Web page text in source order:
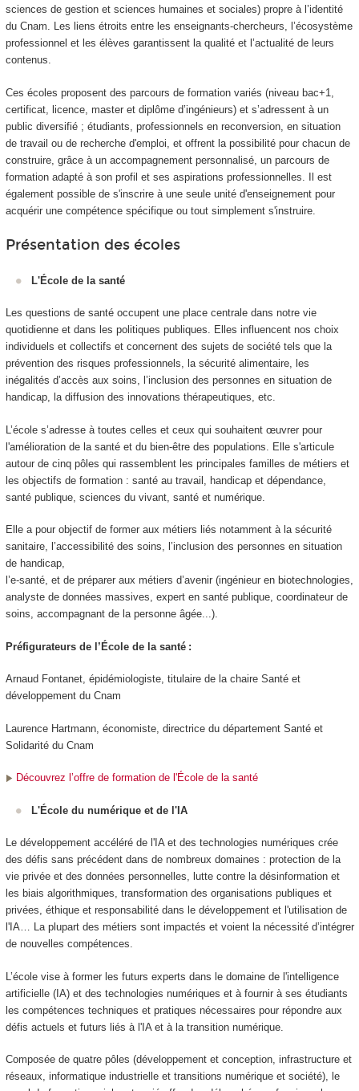
sciences de gestion et sciences humaines et sociales) propre à l’identité
du Cnam. Les liens étroits entre les enseignants-chercheurs, l’écosystème
professionnel et les élèves garantissent la qualité et l’actualité de leurs
contenus.
Ces écoles proposent des parcours de formation variés (niveau bac+1,
certificat, licence, master et diplôme d’ingénieurs) et s’adressent à un
public diversifié ; étudiants, professionnels en reconversion, en situation
de travail ou de recherche d'emploi, et offrent la possibilité pour chacun de
construire, grâce à un accompagnement personnalisé, un parcours de
formation adapté à son profil et ses aspirations professionnelles. Il est
également possible de s'inscrire à une seule unité d'enseignementpour
acquérir une compétence spécifique ou tout simplement s'instruire.
Présentation des écoles
L'École de la santé
Les questions de santé occupent une place centrale dans notre vie
quotidienne et dans les politiques publiques. Elles influencent nos choix
individuels et collectifs et concernent des sujets de société tels que la
prévention des risques professionnels, la sécurité alimentaire, les
inégalités d’accès aux soins, l’inclusion des personnes en situation de
handicap, la diffusion des innovations thérapeutiques, etc.
L’école s’adresse à toutes celles et ceux qui souhaitent œuvrer pour
l'amélioration de la santé et du bien-être des populations. Elle s'articule
autour de cinq pôles qui rassemblent les principales familles de métiers et
les objectifs de formation : santé au travail, handicap et dépendance,
santé publique, sciences du vivant, santé et numérique.
Elle a pour objectif de former aux métiers liés notamment à la sécurité
sanitaire, l’accessibilité des soins, l’inclusion des personnes en situation
de handicap,
l’e-santé, et de préparer aux métiers d’avenir (ingénieur en biotechnologies,
analyste de données massives, expert en santé publique, coordinateur de
soins, accompagnant de la personne âgée...).
Préfigurateurs de l’École de la santé :
Arnaud Fontanet, épidémiologiste, titulaire de la chaire Santé et
développement du Cnam
Laurence Hartmann, économiste, directrice du département Santé et
Solidarité du Cnam
Découvrez l’offre de formation de l'École de la santé
L'École du numérique et de l'IA
Le développement accéléré de l'IA et des technologies numériques crée
des défis sans précédent dans de nombreux domaines : protection de la
vie privée et des données personnelles, lutte contre la désinformation et
les biais algorithmiques, transformation des organisations publiques et
privées, éthique et responsabilité dans le développement et l'utilisation de
l'IA… La plupart des métiers sont impactés et voient la nécessité d’intégrer
de nouvelles compétences.
L’école vise à former les futurs experts dans le domaine de l'intelligence
artificielle (IA) et des technologies numériques et à fournir à ses étudiants
les compétences techniques et pratiques nécessaires pour répondre aux
défis actuels et futurs liés à l'IA et à la transition numérique.
Composée de quatre pôles (développement et conception, infrastructure et
réseaux, informatique industrielle et transitions numérique et société), le